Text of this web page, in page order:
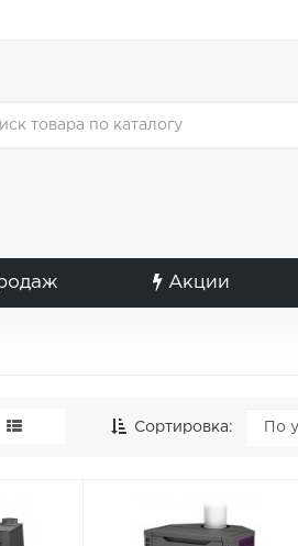
Акции
Сортировка: